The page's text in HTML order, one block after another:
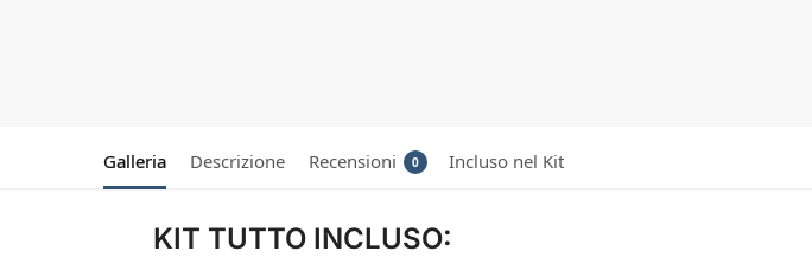
Galleria Descrizione Recensioni 0 Incluso nel Kit
KIT TUTTO INCLUSO: